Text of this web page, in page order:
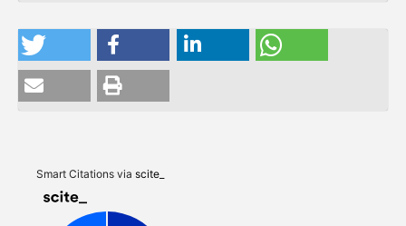
Smart Citations via scite_
Intro